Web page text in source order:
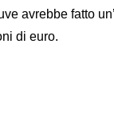
avrebbe fatto
di euro.